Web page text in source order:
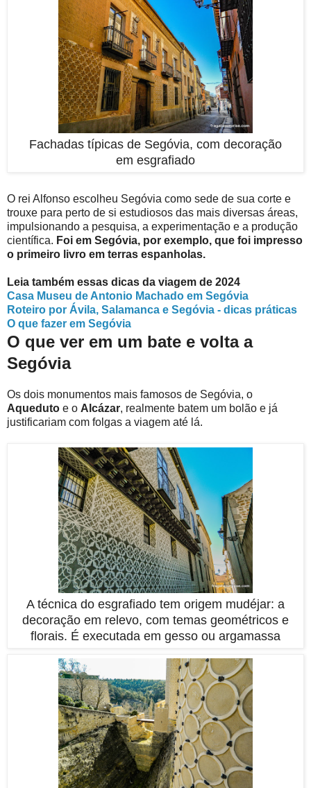
Fachadas típicas de Segóvia, com decoração
em esgrafiado
O rei Alfonso escolheu Segóvia como sede de sua corte e
trouxe para perto de si estudiosos das mais diversas áreas,
impulsionando a pesquisa, a experimentação e a produção
científica. Foi em Segóvia, por exemplo, que foi impresso
o primeiro livro em terras espanholas.
Leia também essas dicas da viagem de 2024
Casa Museu de Antonio Machado em Segóvia
Roteiro por Ávila, Salamanca e Segóvia - dicas práticas
O que fazer em Segóvia
O que ver em um bate e volta a
Segóvia
Os dois monumentos mais famosos de Segóvia, o
Aqueduto e o Alcázar, realmente batem um bolão e já
justificariam com folgas a viagem até lá.
A técnica do esgrafiado tem origem mudéjar: a
decoração em relevo, com temas geométricos e
florais. É executada em gesso ou argamassa